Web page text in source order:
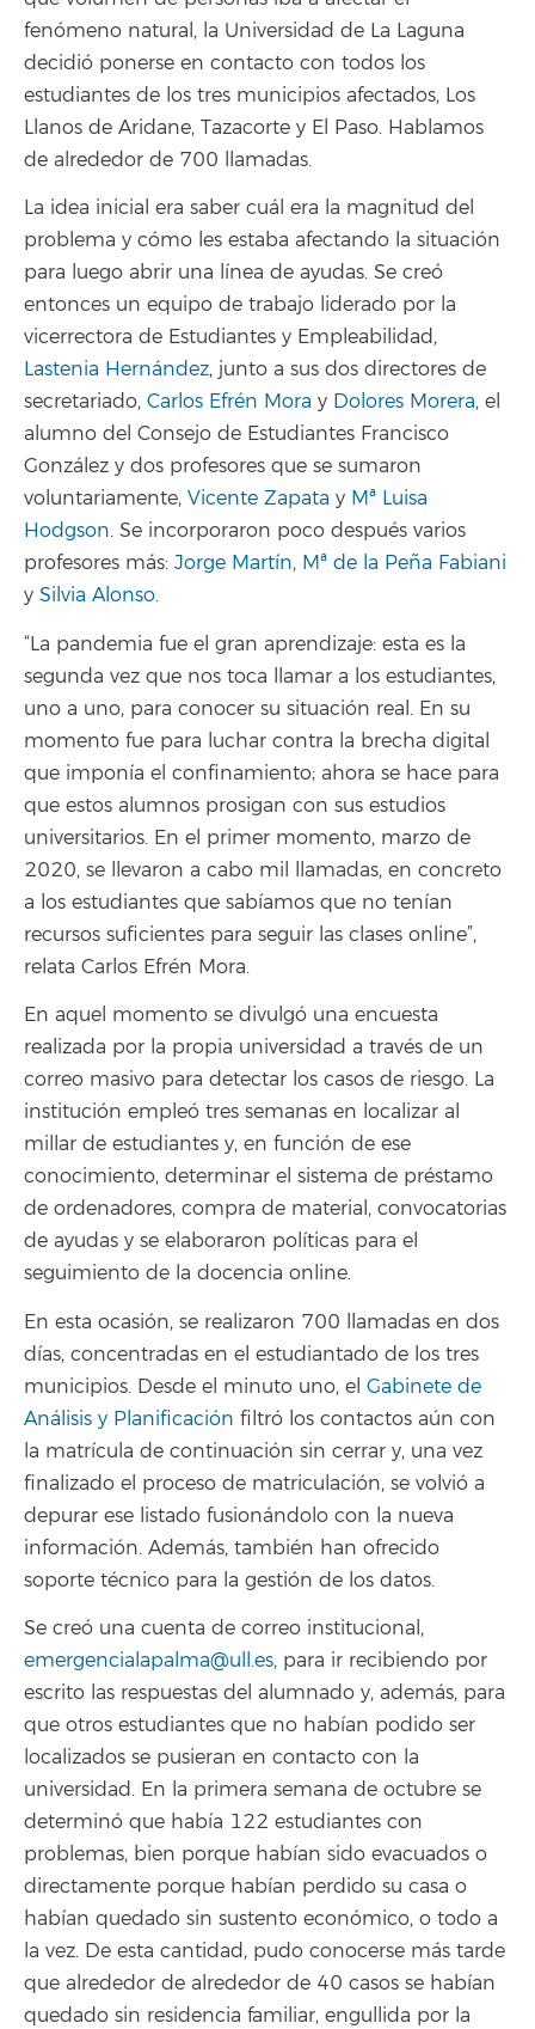
fenómeno natural, la Universidad de La Laguna
decidió ponerse en contacto con todos los
estudiantes de los tres municipios afectados, Los
Llanos de Aridane, Tazacorte y El Paso. Hablamos
de alrededor de 700 llamadas.
La idea inicial era saber cuál era la magnitud del
problema y cómo les estaba afectando la situación
para luego abrir una línea de ayudas. Se creó
entonces un equipo de trabajo liderado por la
vicerrectora de Estudiantes y Empleabilidad,
Lastenia Hernández, junto a sus dos directores de
secretariado, Carlos Efrén Mora y Dolores Morera, el
alumno del Consejo de Estudiantes Francisco
González y dos profesores que se sumaron
voluntariamente, Vicente Zapata y Mª Luisa
Hodgson. Se incorporaron poco después varios
profesores más: Jorge Martín, Mª de la Peña Fabiani
y Silvia Alonso.
“La pandemia fue el gran aprendizaje: esta es la
segunda vez que nos toca llamar a los estudiantes,
uno a uno, para conocer su situación real. En su
momento fue para luchar contra la brecha digital
que imponía el confinamiento; ahora se hace para
que estos alumnos prosigan con sus estudios
universitarios. En el primer momento, marzo de
2020, se llevaron a cabo mil llamadas, en concreto
a los estudiantes que sabíamos que no tenían
recursos suficientes para seguir las clases online”,
relata Carlos Efrén Mora.
En aquel momento se divulgó una encuesta
realizada por la propia universidad a través de un
correo masivo para detectar los casos de riesgo. La
institución empleó tres semanas en localizar al
millar de estudiantes y, en función de ese
conocimiento, determinar el sistema de préstamo
de ordenadores, compra de material, convocatorias
de ayudas y se elaboraron políticas para el
seguimiento de la docencia online.
En esta ocasión, se realizaron 700 llamadas en dos
días, concentradas en el estudiantado de los tres
municipios. Desde el minuto uno, el Gabinete de
Análisis y Planificación filtró los contactos aún con
la matrícula de continuación sin cerrar y, una vez
finalizado el proceso de matriculación, se volvió a
depurar ese listado fusionándolo con la nueva
información. Además, también han ofrecido
soporte técnico para la gestión de los datos.
Se creó una cuenta de correo institucional,
emergencialapalma@ull.es, para ir recibiendo por
escrito las respuestas del alumnado y, además, para
que otros estudiantes que no habían podido ser
localizados se pusieran en contacto con la
universidad. En la primera semana de octubre se
determinó que había 122 estudiantes con
problemas, bien porque habían sido evacuados o
directamente porque habían perdido su casa o
habían quedado sin sustento económico, o todo a
la vez. De esta cantidad, pudo conocerse más tarde
que alrededor de alrededor de 40 casos se habían
quedado sin residencia familiar, engullida por la